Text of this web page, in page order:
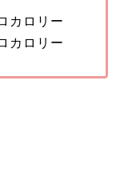
カロリー
カロリー